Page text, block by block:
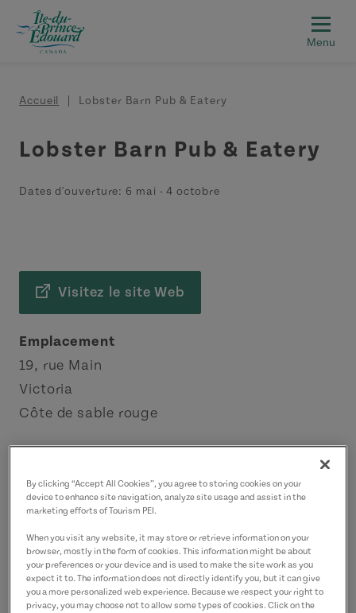
Aller au contenu principal
Fil d'Ariane
Accueil Lobster Barn Pub & Eatery
Lobster Barn Pub & Eatery
Dates d'ouverture: 6 mai -4 octobre
Visitez le site Web
Emplacement
19, rue Main
Victoria
Côte de sable rouge
lobsterbarnvictoria@gmail.com
9026582722(P)
By clicking “Accept All Cookies”, you agree to storing cookies on your
device to enhance site navigation, analyze site usage and assist in the
marketing efforts of Tourism PEI.
When you visit any website, it may store or retrieve information on your
browser, mostly in the form of cookies. This information might be about
your preferences or your device and is used to make the site work as you
expect it to. The information does not directly identify you, but it can give
you a more personalized web experience. Because we respect your right to
privacy, you may choose not to allow some types of cookies. Click on the